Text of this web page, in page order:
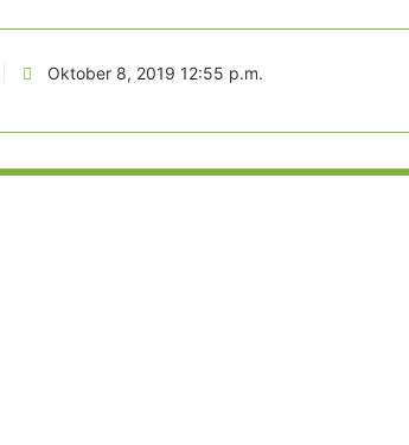
Oktober 8, 2019 12:55 p.m.